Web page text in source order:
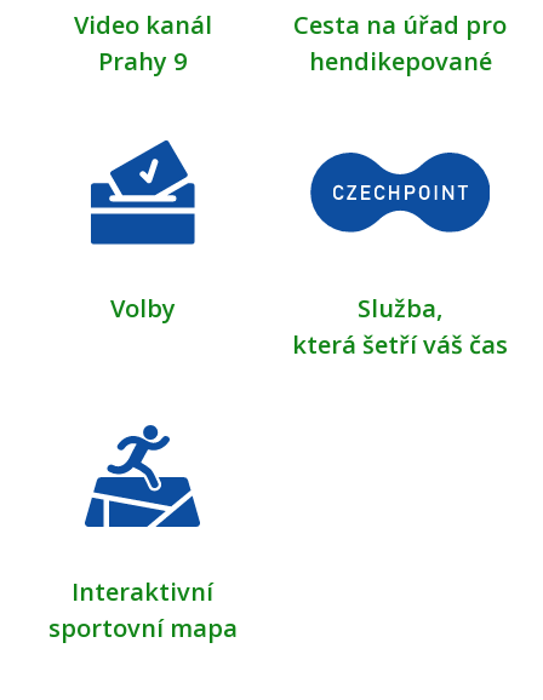
Video kanál
Prahy 9
Cesta na úřad pro
hendikepované
Volby
Služba,
která šetří váš čas
Interaktivní
sportovní mapa